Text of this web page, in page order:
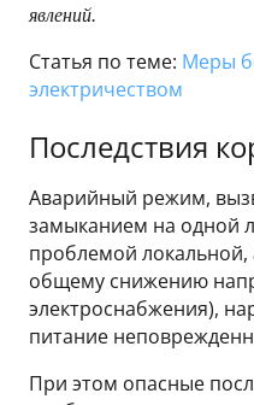
явлений.
Статья по теме: Меры
электричеством
Последствия
Аварийный режим,
замыканием на одной
проблемой
общему снижению
электроснабжения),
питание
При этом опасные